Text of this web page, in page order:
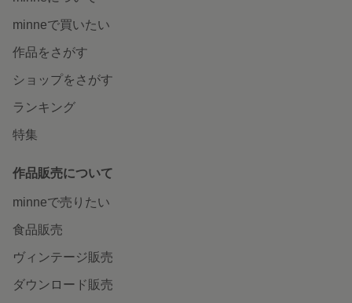
minneで買いたい
作品をさがす
ショップをさがす
ランキング
特集
作品販売について
minneで売りたい
食品販売
ヴィンテージ販売
ダウンロード販売